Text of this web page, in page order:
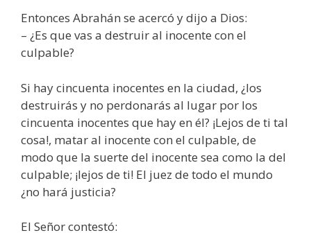
Entonces Abrahán se acercó y dijo a Dios:
– ¿Es que vas a destruir al inocente con el
culpable?
Si hay cincuenta inocentes en la ciudad, ¿los
destruirás y no perdonarás al lugar por los
cincuenta inocentes que hay en él? ¡Lejos de ti tal
cosa!, matar al inocente con el culpable, de
modo que la suerte del inocente sea como la del
culpable; ¡lejos de ti! El juez de todo el mundo
¿no hará justicia?
El Señor contestó: